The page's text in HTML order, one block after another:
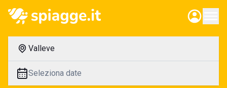
Valleve
Seleziona date